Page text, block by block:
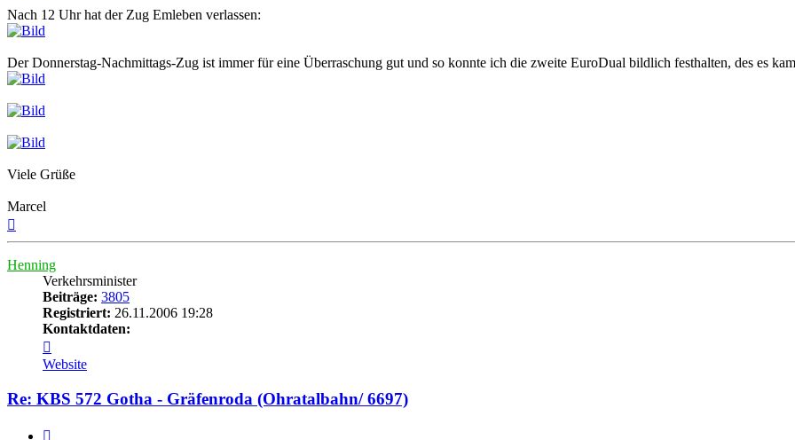
Nach 12 Uhr hat der Zug Emleben verlassen:
Der Donnerstag-Nachmittags-Zug ist immer für eine Überraschung gut und so konnte ich die zweite EuroDual bildlich festhalten, des es
Viele Grüße
Marcel
Henning
Verkehrsminister
Beiträge: 3805
Registriert: 26.11.2006 19:28
Kontaktdaten:
von
Henning
Website
Re: KBS 572 Gotha - Gräfenroda (Ohratalbahn/ 6697)